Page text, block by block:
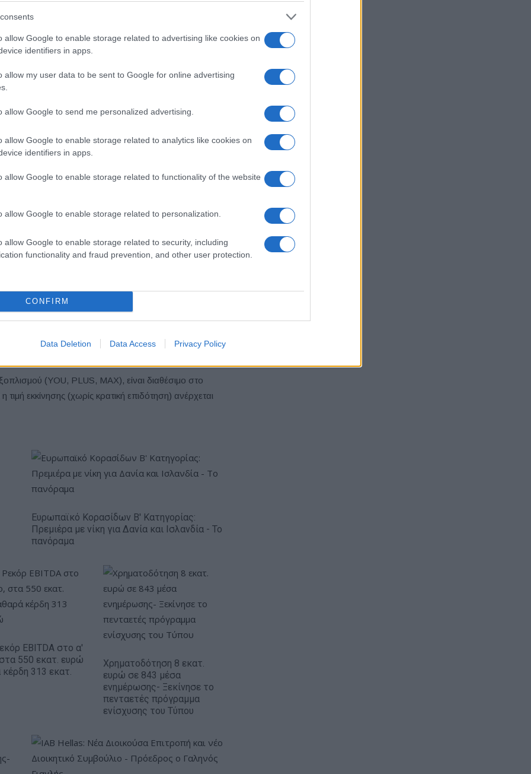
allow Google to enable storage related to advertising like cookies on
identifiers in apps.
allow my user data to be sent to Google for online advertising
allow Google to send me personalized advertising.
allow Google to enable storage related to analytics like cookies on
identifiers in apps.
allow Google to enable storage related to functionality of the website
allow Google to enable storage related to personalization.
allow Google to enable storage related to security, including
functionality and fraud prevention, and other user protection.
CONFIRM
Data Deletion Data Access Privacy Policy
από το 20 έως το 80% της χωρητικότητας σε
(AC), από 20% έως 80%, διαρκεί περίπου 4 ώρες
φορτιστής ισχύος 11 kW. Η πρόσβαση τόσο στις
φόρτισης
στο στάνταρ εξοπλισμό, και είναι ιδανικό για
καθώς και σε δημόσιους σταθμούς φόρτισης. Το
παροχή 7,4kW είτε με τριφασικό wallbox 11kW.
αυτόματο κιβώτιο ταχυτήτωνπου επιταχύνει το
και την τελική ταχύτητα των 135km/h, το νέο
την καθημερινή οδήγηση και την κυκλοφορία,
τις διαδρομές του, αλλά και να παρακολουθεί
το επίπεδο της μπαταρίας, και να απολαμβάνει μια
εφαρμογή
υπηρεσιών «Connect Plus» της εταιρείας.
οδηγός του ë-C3 μπορεί επίσης να διαχειρίζεται τον
την θερμοκρασία ψύξης-θέρμανσης της
καθώς και τη θέση στάθμευσής του.
(YOU, PLUS, MAX), είναι διαθέσιμο στο
εκκίνησης (χωρίς κρατική επιδότηση) ανέρχεται
Ευρωπαϊκό Κορασίδων Β' Κατηγορίας:
Πρεμιέρα με νίκη για Δανία και Ισλανδία - Το
πανόραμα
EBITDA στο α'
550 εκατ. ευρώ
313 εκατ.
Χρηματοδότηση 8 εκατ.
ευρώ σε 843 μέσα
ενημέρωσης- Ξεκίνησε το
πενταετές πρόγραμμα
ενίσχυσης του Τύπου